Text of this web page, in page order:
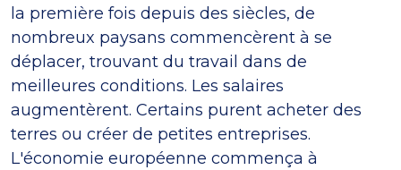
la première fois depuis des siècles, de
nombreux paysans commencèrent à se
déplacer, trouvant du travail dans de
meilleures conditions. Les salaires
augmentèrent. Certains purent acheter des
terres ou créer de petites entreprises.
L'économie européenne commença à